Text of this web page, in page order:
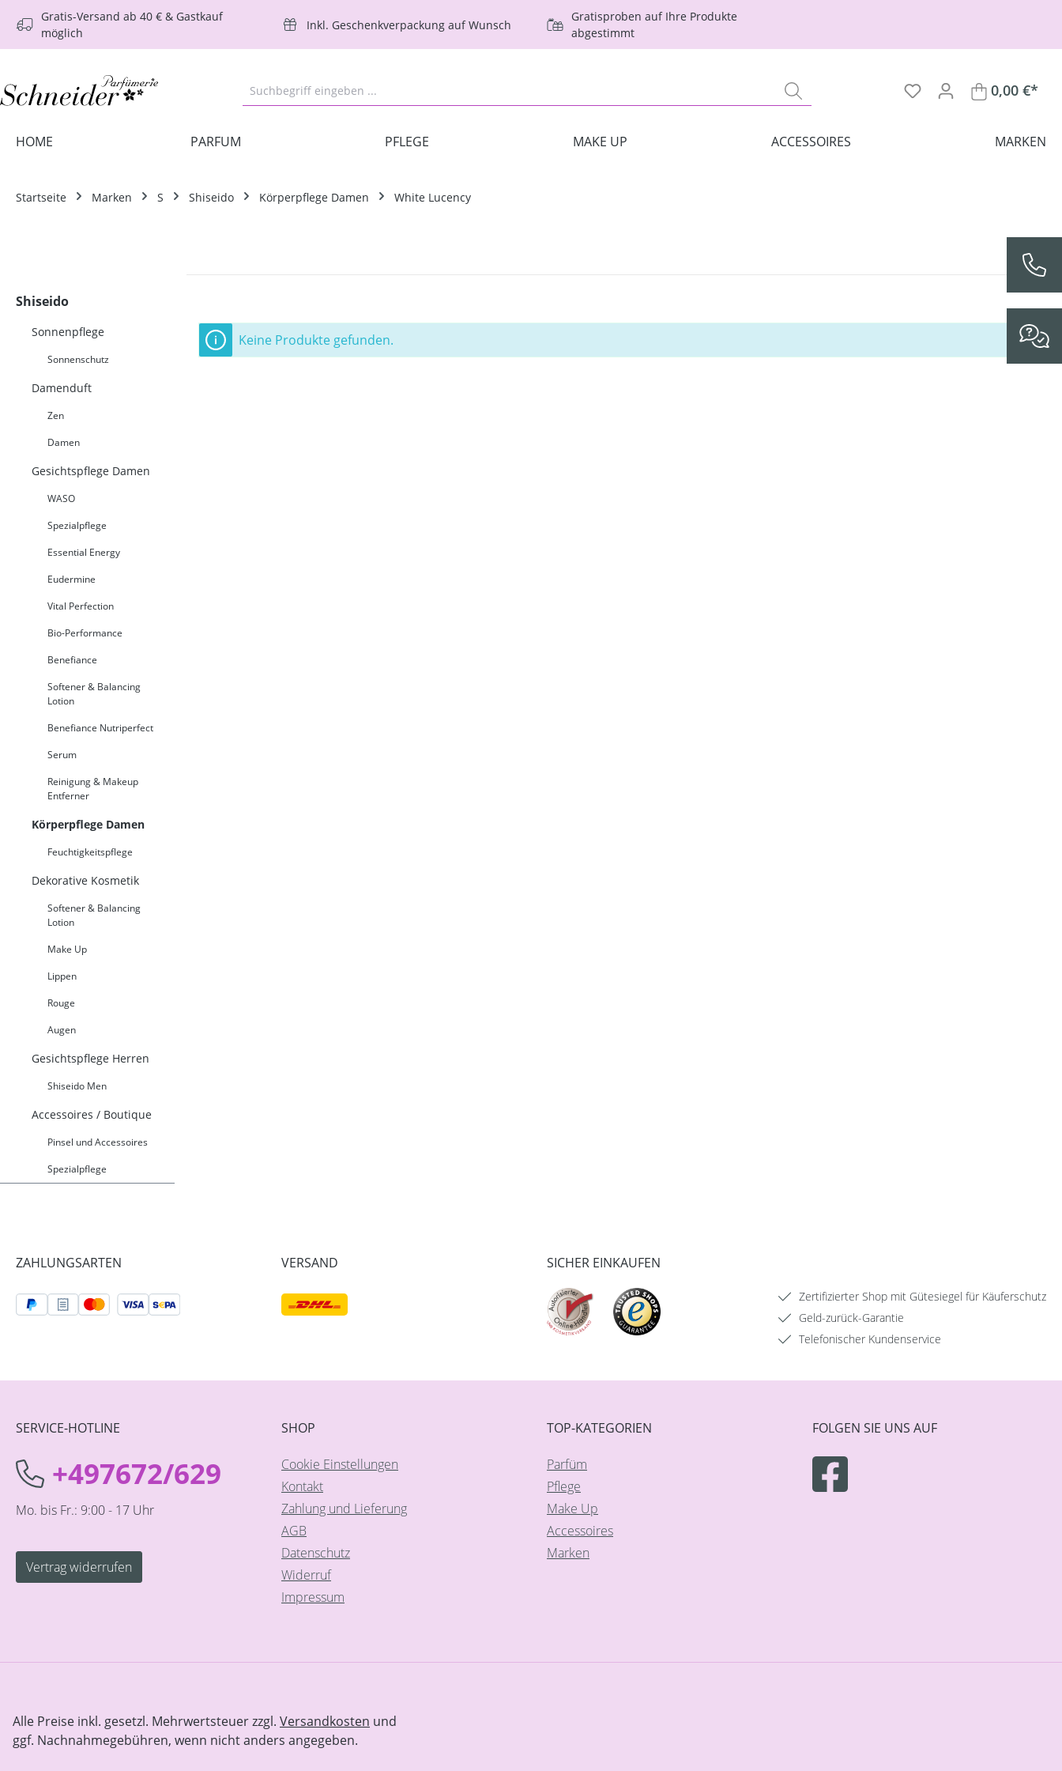
Hauptinhalt springen
Zur Suche springen
Zur Hauptnavigation springen
Gratis-Versand ab 40 € & Gastkauf
möglich
Inkl. Geschenkverpackung auf Wunsch
Gratisproben auf Ihre Produkte
abgestimmt
0,00 €*
HOME PARFUM PFLEGE MAKE UP ACCESSOIRES MARKEN
Startseite Marken S Shiseido Körperpflege Damen White Lucency
Shiseido
Sonnenpflege
Sonnenschutz
Damenduft
Zen
Damen
Gesichtspflege Damen
WASO
Spezialpflege
Essential Energy
Eudermine
Vital Perfection
Bio-Performance
Benefiance
Softener & Balancing
Lotion
Benefiance Nutriperfect
Serum
Reinigung & Makeup
Entferner
Körperpflege Damen
Feuchtigkeitspflege
Dekorative Kosmetik
Softener & Balancing
Lotion
Make Up
Lippen
Rouge
Augen
Gesichtspflege Herren
Shiseido Men
Accessoires / Boutique
Pinsel und Accessoires
Spezialpflege
Keine Produkte gefunden.
ZAHLUNGSARTEN VERSAND SICHER EINKAUFEN
Zertifizierter Shop mit Gütesiegel für Käuferschutz
Geld-zurück-Garantie
Telefonischer Kundenservice
SERVICE-HOTLINE
+497672/629
Mo. bis Fr.: 9:00 - 17 Uhr
Vertrag widerrufen
SHOP
Cookie Einstellungen
Kontakt
Zahlung und Lieferung
AGB
Datenschutz
Widerruf
Impressum
TOP-KATEGORIEN
Parfüm
Pflege
Make Up
Accessoires
Marken
FOLGEN SIE UNS AUF
Alle Preise inkl. gesetzl. Mehrwertsteuer zzgl. Versandkosten und
ggf. Nachnahmegebühren, wenn nicht anders angegeben.